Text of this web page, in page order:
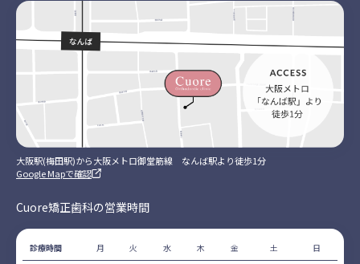
大阪駅(梅田駅)から大阪メトロ御堂筋線 なんば駅より徒歩1分
Google Mapで確認
Cuore矯正歯科の営業時間
診療時間 月 火 水 木 金 土 日